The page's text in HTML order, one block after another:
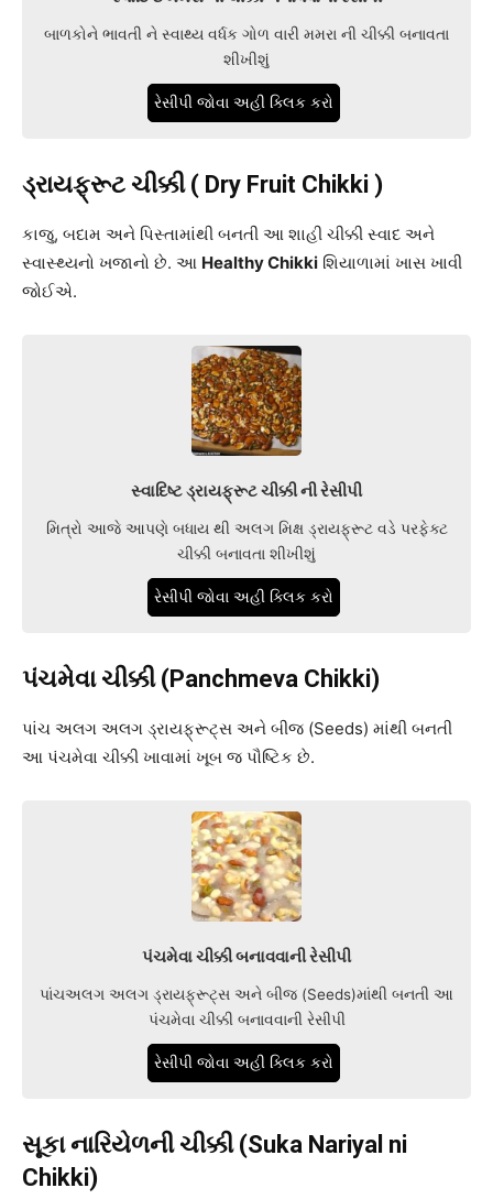
બાળકોને ભાવતી ને સ્વાથ્ય વર્ધક ગોળ વારી મમરા ની ચીક્કી બનાવતા
શીખીશું
રેસીપી જોવા અહી ક્લિક કરો
ડ્રાયફ્રૂટ ચીક્કી ( Dry Fruit Chikki )
કાજુ, બદામ અને પિસ્તામાંથી બનતી આ શાહી ચીક્કી સ્વાદ અને
સ્વાસ્થ્યનો ખજાનો છે. આ Healthy Chikki શિયાળામાં ખાસ ખાવી
જોઈએ.
સ્વાદિષ્ટ ડ્રાયફ્રૂટ ચીક્કી ની રેસીપી
મિત્રો આજે આપણે બધાય થી અલગ મિક્ષ ડ્રાયફ્રૂટ વડે પરફેક્ટ
ચીક્કી બનાવતા શીખીશું
રેસીપી જોવા અહી ક્લિક કરો
પંચમેવા ચીક્કી (Panchmeva Chikki)
પાંચ અલગ અલગ ડ્રાયફ્રૂટ્સ અને બીજ (Seeds) માંથી બનતી
આ પંચમેવા ચીક્કી ખાવામાં ખૂબ જ પૌષ્ટિક છે.
પંચમેવા ચીક્કી બનાવવાની રેસીપી
પાંચઅલગ અલગ ડ્રાયફ્રૂટ્સ અને બીજ (Seeds)માંથી બનતી આ
પંચમેવા ચીક્કી બનાવવાની રેસીપી
રેસીપી જોવા અહી ક્લિક કરો
સૂકા નારિયેળની ચીક્કી (Suka Nariyal ni
Chikki)